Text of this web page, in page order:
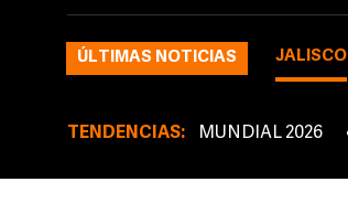
ÚLTIMAS NOTICIAS JALISCO
TENDENCIAS: MUNDIAL 2026